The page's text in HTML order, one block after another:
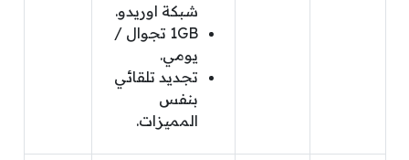
شبكة اوريدو.
1GB تجوال /
يومي.
تجديد تلقائي
بنفس
المميزات.